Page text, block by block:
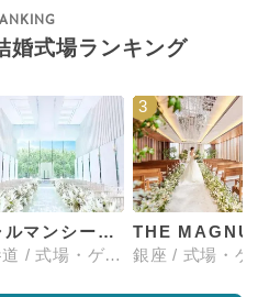
婚式場ランキング
シャルマンシーナTOKYO
表参道 / 式場・ゲストハウス
3